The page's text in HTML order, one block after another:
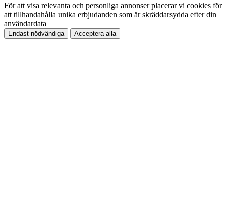
För att visa relevanta och personliga annonser placerar vi cookies för
att tillhandahålla unika erbjudanden som är skräddarsydda efter din
användardata
Endast nödvändiga Acceptera alla